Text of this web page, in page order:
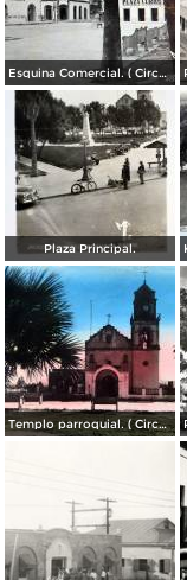
Esquina Comercial. ( Circulada el 21 de Septiembre de 1952 ).
Plaza Principal.
Templo parroquial. ( Circulada el 12 de Agosto de 1944 ).